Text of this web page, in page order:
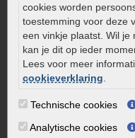
cookies worden
toestemming voor deze
een vinkje plaatst. Wil je
kan je dit op ieder
Lees voor meer
cookieverklaring.
Technische cookies
Analytische cookies
Kaapstanderweg 41
8243 RB Lelystad
Routebeschrijving
Openingstijden
Maandag
Dinsdag